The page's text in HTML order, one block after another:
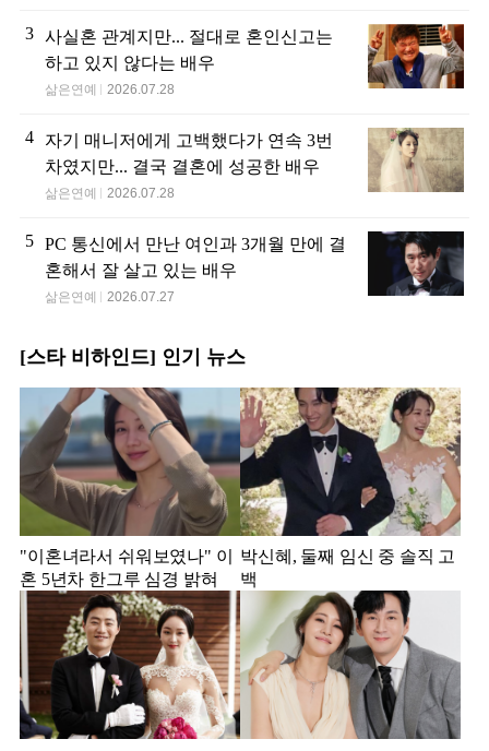
3 사실혼 관계지만... 절대로 혼인신고는
하고 있지 않다는 배우
삶은연예 2026.07.28
4
자기 매니저에게 고백했다가 연속 3번
차였지만... 결국 결혼에 성공한 배우
삶은연예 2026.07.28
5 PC 통신에서 만난 여인과 3개월 만에 결
혼해서 잘 살고 있는 배우
삶은연예 2026.07.27
[스타 비하인드] 인기 뉴스
"이혼녀라서 쉬워보였나" 이
혼 5년차 한그루 심경 밝혀
박신혜, 둘째 임신 중 솔직 고
백